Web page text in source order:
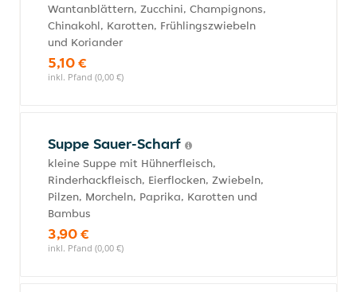
Wantanblättern, Zucchini, Champignons,
Chinakohl, Karotten, Frühlingszwiebeln
und Koriander
5,10 €
inkl. Pfand (0,00 €)
Suppe Sauer-Scharf
kleine Suppe mit Hühnerfleisch,
Rinderhackfleisch, Eierflocken, Zwiebeln,
Pilzen, Morcheln, Paprika, Karotten und
Bambus
3,90 €
inkl. Pfand (0,00 €)